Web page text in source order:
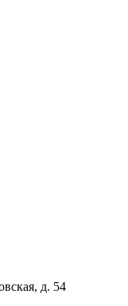
д. 54